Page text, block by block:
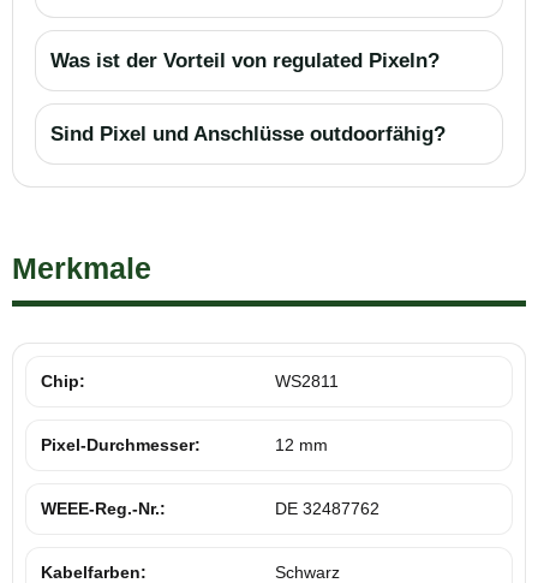
Was ist der Vorteil von regulated Pixeln?
Sind Pixel und Anschlüsse outdoorfähig?
Merkmale
Chip: WS2811
Pixel-Durchmesser: 12 mm
WEEE-Reg.-Nr.: DE 32487762
Kabelfarben: Schwarz